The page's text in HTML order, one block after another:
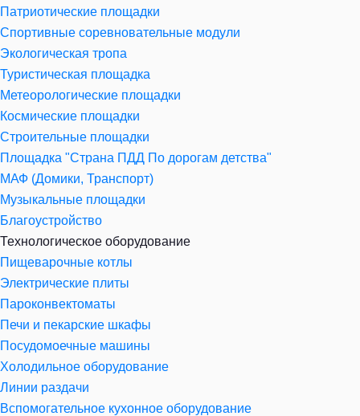
Патриотические площадки
Спортивные соревновательные модули
Экологическая тропа
Туристическая площадка
Метеорологические площадки
Космические площадки
Строительные площадки
Площадка "Страна ПДД По дорогам детства"
МАФ (Домики, Транспорт)
Музыкальные площадки
Благоустройство
Технологическое оборудование
Пищеварочные котлы
Электрические плиты
Пароконвектоматы
Печи и пекарские шкафы
Посудомоечные машины
Холодильное оборудование
Линии раздачи
Вспомогательное кухонное оборудование